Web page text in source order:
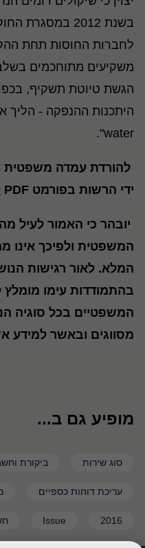
לחברות החוסות תחת
משקיעים מתוחכמים
הגשת טיוטת תשקיף,
water".
ידי הרשות בפורמט PDF
יובהר כי האמור לעיל
המשפטית ולפיכך אינו
המלא. לאור רגישות
בהתמודדות עימו מומלץ
המשפטיים בכל סוגיה
מסווגים ובאשר למידע
מופיע גם ב...
סוג שירות ביקורת
עריכת דוחות כספיים
2016
Issue